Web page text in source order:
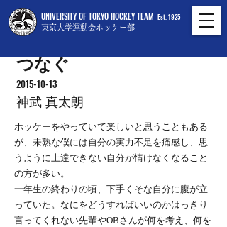
UNIVERSITY OF TOKYO HOCKEY TEAM
東京大学運動会ホッケー部
Est. 1925
つなぐ
2015-10-13
神武 真太朗
ホッケーをやっていて楽しいと思うこともある
が、未熟な僕には自分の実力不足を痛感し、思
うように上達できない自分が情けなくなること
の方が多い。
一年生の終わりの頃、下手くそな自分に腹が立
っていた。なにをどうすればいいのかはっきり
言ってくれない先輩やOBさんが何を考え、何を